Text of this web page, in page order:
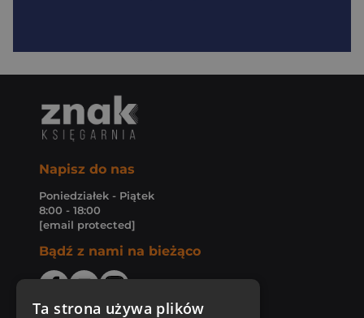
Napisz do nas
Poniedziałek - Piątek
8:00 - 18:00
[email protected]
Bądź z nami na bieżąco
Ta strona używa plików